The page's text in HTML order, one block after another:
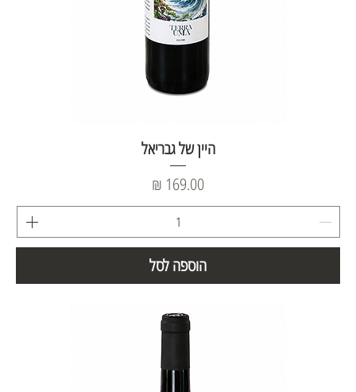
היין של גבריאל
מחיר
הוספה לסל